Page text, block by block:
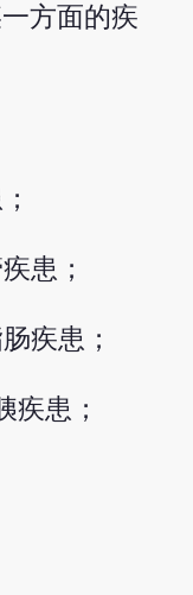
方面的疾
患；
疾患；
疾患；